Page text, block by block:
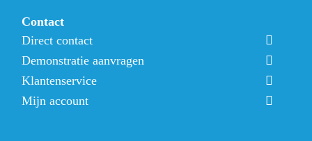
Contact
Direct contact
Demonstratie aanvragen
Klantenservice
Mijn account